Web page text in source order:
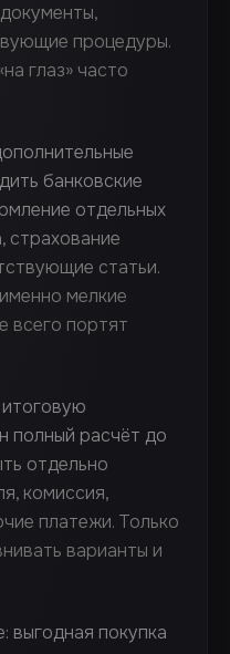
процедуры.
глаз» часто
банковские
отдельных
страхование
статьи.
мелкие
всего портят
полный расчёт до
отдельно
комиссия,
платежи. Только
варианты и
выгодная покупка